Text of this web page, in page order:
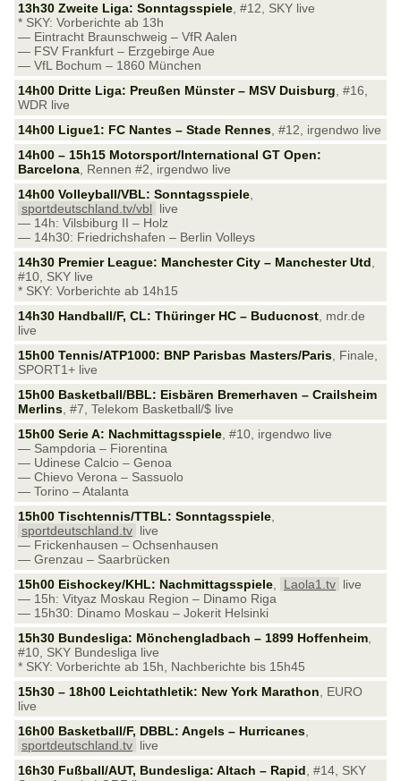
13h30 Zweite Liga: Sonntagsspiele , #12, SKY live
* SKY: Vorberichte ab 13h
— Eintracht Braunschweig – VfR Aalen
— FSV Frankfurt – Erzgebirge Aue
— VfL Bochum – 1860 München
14h00 Dritte Liga: Preußen Münster – MSV Duisburg , #16,
WDR live
14h00 Ligue1: FC Nantes – Stade Rennes , #12, irgendwo live
14h00 – 15h15 Motorsport/International GT Open:
Barcelona , Rennen #2, irgendwo live
14h00 Volleyball/VBL: Sonntagsspiele
sportdeutschland.tv/vbl
live
— 14h: Vilsbiburg II – Holz
— 14h30: Friedrichshafen – Berlin Volleys
14h30 Premier League: Manchester City – Manchester Utd
#10, SKY live
* SKY: Vorberichte ab 14h15
14h30 Handball/F, CL: Thüringer HC – Buducnost , mdr.de
live
15h00 Tennis/ATP1000: BNP Parisbas Masters/Paris , Finale,
SPORT1+ live
15h00 Basketball/BBL: Eisbären Bremerhaven – Crailsheim
Merlins , #7, Telekom Basketball/$ live
15h00 Serie A: Nachmittagsspiele , #10, irgendwo live
— Sampdoria – Fiorentina
— Udinese Calcio – Genoa
— Chievo Verona – Sassuolo
— Torino – Atalanta
15h00 Tischtennis/TTBL: Sonntagsspiele
sportdeutschland.tv live
— Frickenhausen – Ochsenhausen
— Grenzau – Saarbrücken
15h00 Eishockey/KHL: Nachmittagsspiele
Laola1.tv live
— 15h: Vityaz Moskau Region – Dinamo Riga
— 15h30: Dinamo Moskau – Jokerit Helsinki
15h30 Bundesliga: Mönchengladbach – 1899 Hoffenheim
#10, SKY Bundesliga live
* SKY: Vorberichte ab 15h, Nachberichte bis 15h45
15h30 – 18h00 Leichtathletik: New York Marathon , EURO
live
16h00 Basketball/F, DBBL: Angels – Hurricanes
sportdeutschland.tv live
16h30 Fußball/AUT, Bundesliga: Altach – Rapid , #14, SKY